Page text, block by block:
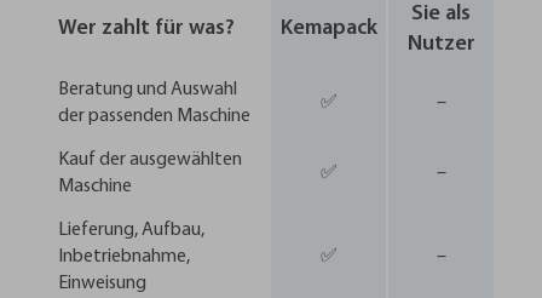
Wer zahlt für was? Kemapack
Sie als
Nutzer
Beratung und Auswahl
der passenden Maschine
✅ –
Kauf der ausgewählten
Maschine
✅ –
Lieferung, Aufbau,
Inbetriebnahme,
Einweisung
✅ –